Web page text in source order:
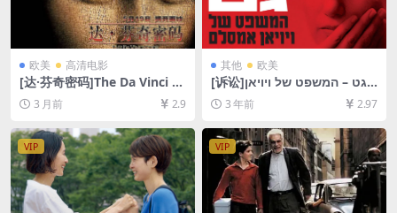
欧美 高清电影
[达·芬奇密码]The Da Vinci C
ode (2006)[百度网盘+夸克网
盘1080P超清未删减资源][网
B][中英字幕]
3 月前 2.9
其他 欧美
[诉讼]גט – המשפט של ויויאן
אמסאלם (2014)[百度网盘+夸
克网盘1080P超清未删减资源]
2GB][中文字幕]
3 年前 2.97
VIP VIP